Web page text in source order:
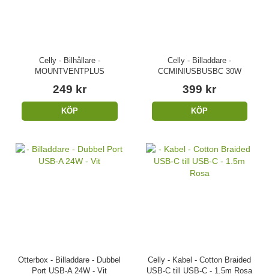
Celly - Bilhållare -
MOUNTVENTPLUS
249 kr
KÖP
Celly - Billaddare -
CCMINIUSBUSBC 30W
399 kr
KÖP
Otterbox - Billaddare - Dubbel
Port USB-A 24W - Vit
Celly - Kabel - Cotton Braided
USB-C till USB-C - 1.5m Rosa